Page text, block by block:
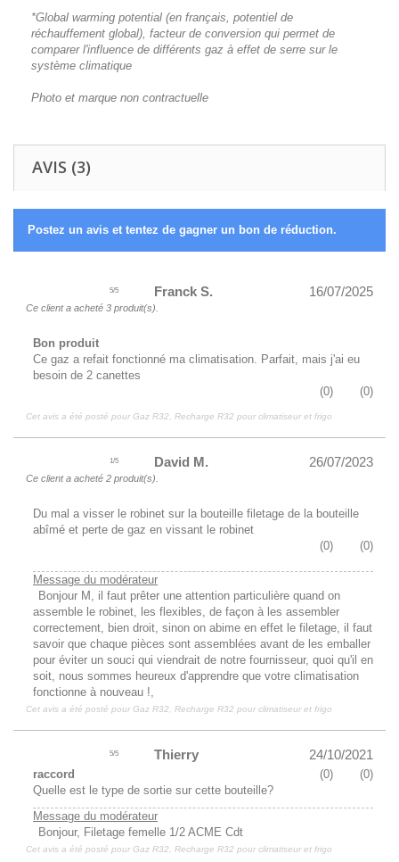
*Global warming potential (en français, potentiel de
réchauffement global), facteur de conversion qui permet de
comparer l'influence de différents gaz à effet de serre sur le
système climatique
Photo et marque non contractuelle
AVIS (3)
Postez un avis et tentez de gagner un bon de réduction.
5/5 16/07/2025
Franck S.
Ce client a acheté 3 produit(s).
Bon produit
Ce gaz a refait fonctionné ma climatisation. Parfait, mais j'ai eu
besoin de 2 canettes
(0)
(0)
Cet avis a été posté pourGaz R32, Recharge R32 pour climatiseur et frigo
1/5 26/07/2023
David M.
Ce client a acheté 2 produit(s).
Du mal a visser le robinet sur la bouteille filetage de la bouteille
abîmé et perte de gaz en vissant le robinet
(0)
(0)
Message du modérateur
Bonjour M, il faut prêter une attention particulière quand on
assemble le robinet, les flexibles, de façon à les assembler
correctement, bien droit, sinon on abime en effet le filetage, il faut
savoir que chaque pièces sont assemblées avant de les emballer
pour éviter un souci qui viendrait de notre fournisseur, quoi qu'il en
soit, nous sommes heureux d'apprendre que votre climatisation
fonctionne à nouveau !,
Cet avis a été posté pourGaz R32, Recharge R32 pour climatiseur et frigo
5/5 24/10/2021
Thierry
raccord
Quelle est le type de sortie sur cette bouteille?
(0)
(0)
Message du modérateur
Bonjour, Filetage femelle 1/2 ACME Cdt
Cet avis a été posté pourGaz R32, Recharge R32 pour climatiseur et frigo